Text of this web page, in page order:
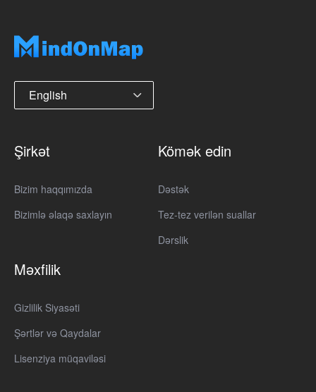
English
Şirkət
Bizim haqqımızda
Bizimlə əlaqə saxlayın
Kömək edin
Dəstək
Tez-tez verilən suallar
Dərslik
Məxfilik
Gizlilik Siyasəti
Şərtlər və Qaydalar
Lisenziya müqaviləsi